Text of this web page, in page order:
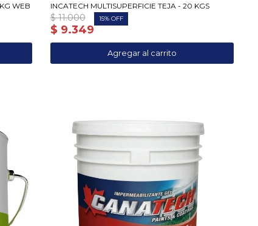
WEB INCATECH MULTISUPERFICIE TEJA - 20 KGS
$ 9.349
$ 11.000 15